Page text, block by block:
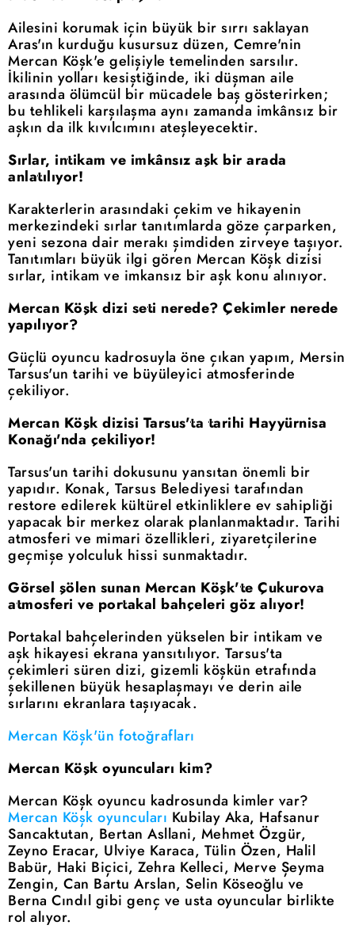
Ailesini korumak için büyük bir sırrı saklayan
Aras'ın kurduğu kusursuz düzen, Cemre'nin
Mercan Köşk'e gelişiyle temelinden sarsılır.
İkilinin yolları kesiştiğinde, iki düşman aile
arasında ölümcül bir mücadele baş gösterirken;
bu tehlikeli karşılaşma aynı zamanda imkânsız bir
aşkın da ilk kıvılcımını ateşleyecektir.
Sırlar, intikam ve imkânsız aşk bir arada
anlatılıyor!
Karakterlerin arasındaki çekim ve hikayenin
merkezindeki sırlar tanıtımlarda göze çarparken,
yeni sezona dair merakı şimdiden zirveye taşıyor.
Tanıtımları büyük ilgi gören Mercan Köşk dizisi
sırlar, intikam ve imkansız bir aşk konu alınıyor.
Mercan Köşk dizi seti nerede? Çekimler nerede
yapılıyor?
Güçlü oyuncu kadrosuyla öne çıkan yapım, Mersin
Tarsus'un tarihi ve büyüleyici atmosferinde
çekiliyor.
Mercan Köşk dizisi Tarsus'ta tarihi Hayyürnisa
Konağı'nda çekiliyor!
Tarsus'un tarihi dokusunu yansıtan önemli bir
yapıdır. Konak, Tarsus Belediyesi tarafından
restore edilerek kültürel etkinliklere ev sahipliği
yapacak bir merkez olarak planlanmaktadır. Tarihi
atmosferi ve mimari özellikleri, ziyaretçilerine
geçmişe yolculuk hissi sunmaktadır.
Görsel şölen sunan Mercan Köşk'te Çukurova
atmosferi ve portakal bahçeleri göz alıyor!
Portakal bahçelerinden yükselen bir intikam ve
aşk hikayesi ekrana yansıtılıyor. Tarsus'ta
çekimleri süren dizi, gizemli köşkün etrafında
şekillenen büyük hesaplaşmayı ve derin aile
sırlarını ekranlara taşıyacak.
Mercan Köşk'ün fotoğrafları
Mercan Köşk oyuncuları kim?
Mercan Köşk oyuncu kadrosunda kimler var?
Mercan Köşk oyuncuları Kubilay Aka, Hafsanur
Sancaktutan, Bertan Asllani, Mehmet Özgür,
Zeyno Eracar, Ulviye Karaca, Tülin Özen, Halil
Babür, Haki Biçici, Zehra Kelleci, Merve Şeyma
Zengin, Can Bartu Arslan, Selin Köseoğlu ve
Berna Cındıl gibi genç ve usta oyuncular birlikte
rol alıyor.